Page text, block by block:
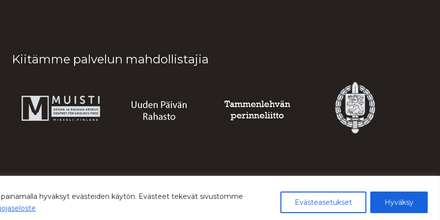
hyväksyt evästeiden käytön. Evästeet tekevät sivustomme
Evästeasetukset Hyväksy
Kiitämme palvelun mahdollistajia
© 2026 Sodan ja rauhan keskus Muisti